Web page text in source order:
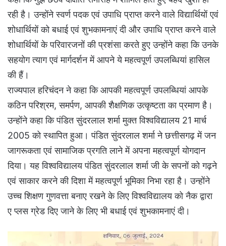
रही है। उन्होंने स्वर्ण पदक एवं उपाधि प्राप्त करने वाले विद्यार्थियों एवं
शोधार्थियों को बधाई एवं शुभकामनाएं दी और उपाधि प्राप्त करने वाले
शोधार्थियों के परिवारजनों की प्रशंसा करते हुए उन्होंने कहा कि उनके
सहयोग त्याग एवं मार्गदर्शन में आपने ये महत्वपूर्ण उपलब्धियां हासिल
की हैं।
राज्यपाल हरिचंदन ने कहा कि आपकी महत्वपूर्ण उपलब्धियां आपके
कठिन परिश्रम, समर्पण, आपकी शैक्षणिक उत्कृष्टता का प्रमाण है।
उन्होंने कहा कि पंडित सुंदरलाल शर्मा मुक्त विश्वविद्यालय 21 मार्च
2005 को स्थापित हुआ। पंडित सुंदरलाल शर्मा ने छत्तीसगढ़ में जन
जागरूकता एवं सामाजिक प्रगति लाने में अपना महत्वपूर्ण योगदान
दिया। यह विश्वविद्यालय पंडित सुंदरलाल शर्मा जी के सपनों को गढ़ने
एवं साकार करने की दिशा में महत्वपूर्ण भूमिका निभा रहा है। उन्होंने
उच्च शिक्षण गुणवत्ता बनाए रखने के लिए विश्वविद्यालय को नैक द्वारा
ए प्लस ग्रेड दिए जाने के लिए भी बधाई एवं शुभकामनाएं दी।